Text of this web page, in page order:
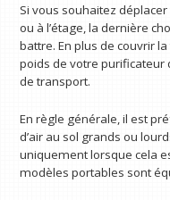
Si vous souhaitez
ou à l’étage, la dernière
battre. En plus de couvrir
poids de votre purificateur
de transport.
En règle générale, il est
d’air au sol grands ou
uniquement lorsque cela
modèles portables sont